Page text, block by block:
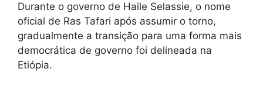
Durante o governo de Haile Selassie, o nome
oficial de Ras Tafari após assumir o torno,
gradualmente a transição para uma forma mais
democrática de governo foi delineada na
Etiópia.